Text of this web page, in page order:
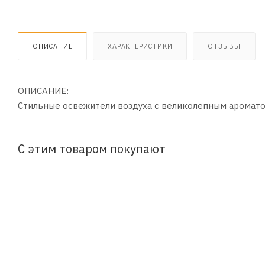
ОПИСАНИЕ ХАРАКТЕРИСТИКИ ОТЗЫВЫ
ОПИСАНИЕ:
Стильные освежители воздуха с великолепным
С этим товаром покупают